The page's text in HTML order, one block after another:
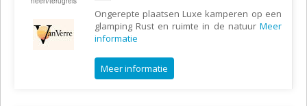
Ongerepte plaatsen Luxe kamperen op een
glamping Rust en ruimte in de natuur Meer
informatie
Meer informatie